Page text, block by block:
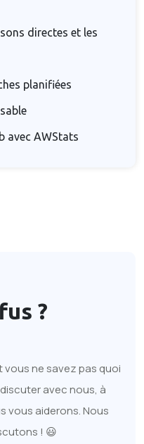
directes et les
planifiées
avec AWStats
?
ne savez pas quoi
avec nous, à
vous aiderons. Nous
! 😃